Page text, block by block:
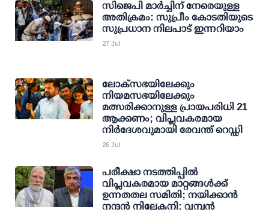
സിജെപി മാര്‍ച്ചിന് നേരെയുള്ള
അതിക്രമം: സുപ്രീം കോടതിയുടെ
സുപ്രധാന നിലപാട് ഇന്നറിയാം
27 Jul
ലോക്സഭയിലേക്കും
നിയമസഭയിലേക്കും
മത്സരിക്കാനുള്ള പ്രായപരിധി 21
ആക്കണം; വിപ്ലവകരമായ
നിര്‍ദേശവുമായി രേവന്ത് റെഡ്ഡി
26 Jul
പരീക്ഷാ നടത്തിപ്പില്‍
വിപ്ലവകരമായ മാറ്റങ്ങള്‍ക്ക്
ഉന്നതതല സമിതി; നയിക്കാന്‍
നന്ദന്‍ നിലേകനി: വമ്പന്‍